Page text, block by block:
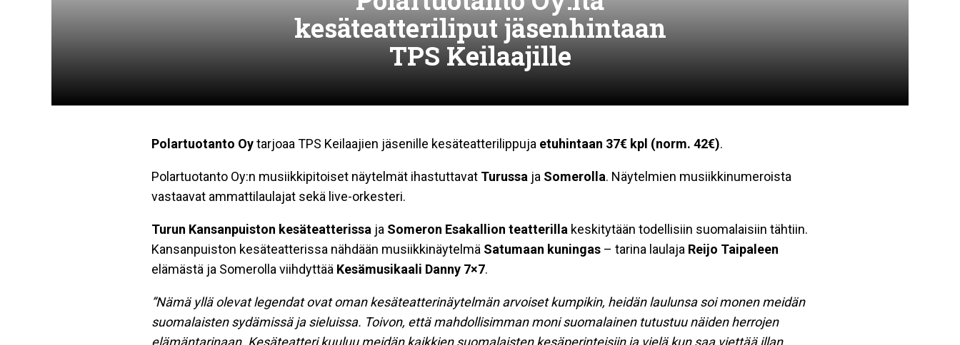
kesäteatteriliput jäsenhintaan
TPS Keilaajille
Polartuotanto Oytarjoaa TPS Keilaajien jäsenille kesäteatterilippuja etuhintaan 37€ kpl (norm. 42€).
Polartuotanto Oy:n musiikkipitoiset näytelmät ihastuttavat Turussa ja Somerolla. Näytelmien musiikkinumeroista
vastaavat ammattilaulajat sekä live-orkesteri.
Turun Kansanpuiston kesäteatterissa ja Someron Esakallion teatterilla keskitytään todellisiin suomalaisiin tähtiin.
Kansanpuiston kesäteatterissa nähdään musiikkinäytelmä Satumaan kuningas – tarina laulaja Reijo Taipaleen
elämästä ja Somerolla viihdyttää Kesämusikaali Danny 7×7.
”Nämä yllä olevat legendat ovat oman kesäteatterinäytelmän arvoiset kumpikin, heidän laulunsa soi monen meidän
suomalaisten sydämissä ja sieluissa. Toivon, että mahdollisimman moni suomalainen tutustuu näiden herrojen
elämäntarinaan. Kesäteatteri kuuluu meidän kaikkien suomalaisten kesäperinteisiin ja vielä kun saa viettää illan